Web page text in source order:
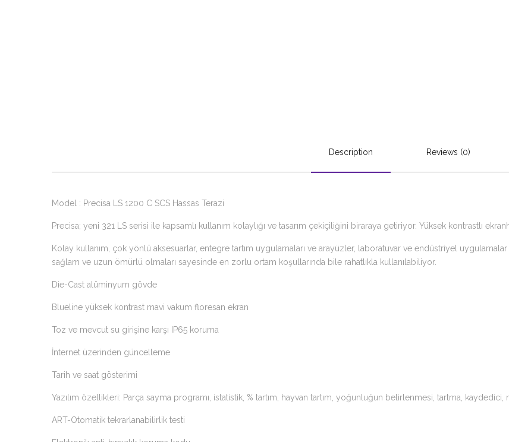
Description Reviews (0)
Model : Precisa LS 1200 C SCS Hassas Terazi
Precisa; yeni 321 LS serisi ile kapsamlı kullanım kolaylığı ve tasarım çekiçiliğini biraraya getiriyor. Yüksek kontrastlı
Kolay kullanım, çok yönlü aksesuarlar, entegre tartım uygulamaları ve arayüzler, laboratuvar ve endüstriyel
sağlam ve uzun ömürlü olmaları sayesinde en zorlu ortam koşullarında bile rahatlıkla kullanılabiliyor.
Die-Cast alüminyum gövde
Blueline yüksek kontrast mavi vakum floresan ekran
Toz ve mevcut su girişine karşı IP65 koruma
İnternet üzerinden güncelleme
Tarih ve saat gösterimi
Yazılım özellikleri: Parça sayma programı, istatistik, % tartım, hayvan tartım, yoğunluğun belirlenmesi, tartma, kaydedici,
ART-Otomatik tekrarlanabilirlik testi